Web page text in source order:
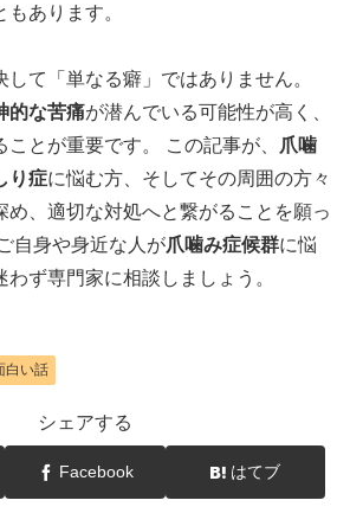
あります。
して「単なる癖」ではありません。
的な苦痛が潜んでいる可能性が高く、
とが重要です。 この記事が、
爪噛
り症に悩む方、そしてその周囲の方々
め、適切な対処へと繋がることを願っ
自身や身近な人が爪噛み症候群に悩
ず専門家に相談しましょう。
白い話
シェアする
Facebook はてブ